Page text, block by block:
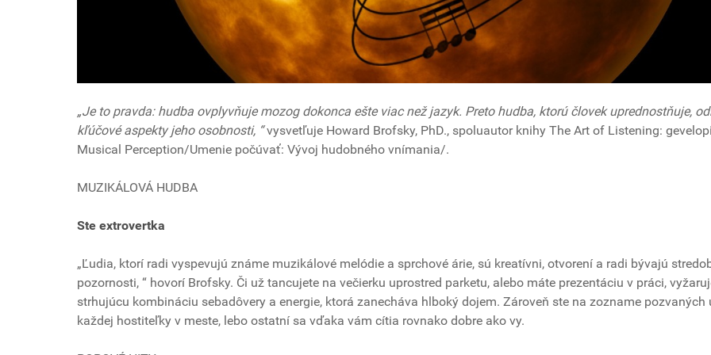
„Je to pravda: hudba ovplyvňuje mozog dokonca ešte viac než jazyk. Preto hudba, ktorú človek uprednostňuje,
kľúčové aspekty jeho osobnosti, “vysvetľuje Howard Brofsky, PhD., spoluautor knihy The Art of Listening:
Musical Perception/Umenie počúvať: Vývoj hudobného vnímania/.
MUZIKÁLOVÁ HUDBA
Ste extrovertka
„Ľudia, ktorí radi vyspevujú známe muzikálové melódie a sprchové árie, sú kreatívni, otvorení a radi bývajú
pozornosti, “ hovorí Brofsky. Či už tancujete na večierku uprostred parketu, alebo máte prezentáciu v práci,
strhujúcu kombináciu sebadôvery a energie, ktorá zanecháva hlboký dojem. Zároveň ste na zozname pozvaných
každej hostiteľky v meste, lebo ostatní sa vďaka vám cítia rovnako dobre ako vy.